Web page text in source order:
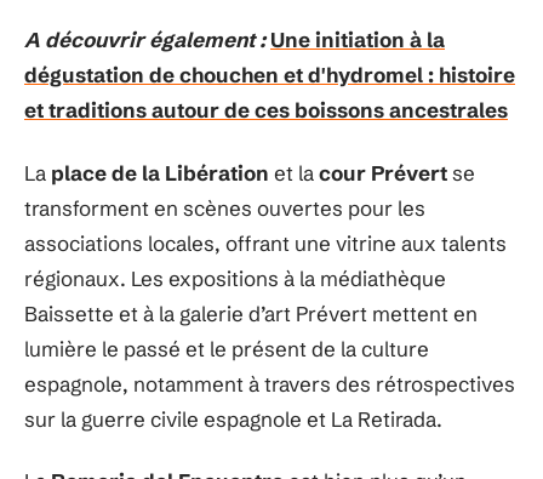
A découvrir également : Une initiation à la
dégustation de chouchen et d'hydromel : histoire
et traditions autour de ces boissons ancestrales
La place de la Libération et lacour Prévertse
transforment en scènes ouvertes pour les
associations locales, offrant une vitrine aux talents
régionaux. Les expositions à la médiathèque
Baissette et à la galerie d’art Prévert mettent en
lumière le passé et le présent de la culture
espagnole, notamment à travers des rétrospectives
sur la guerre civile espagnole et La Retirada.